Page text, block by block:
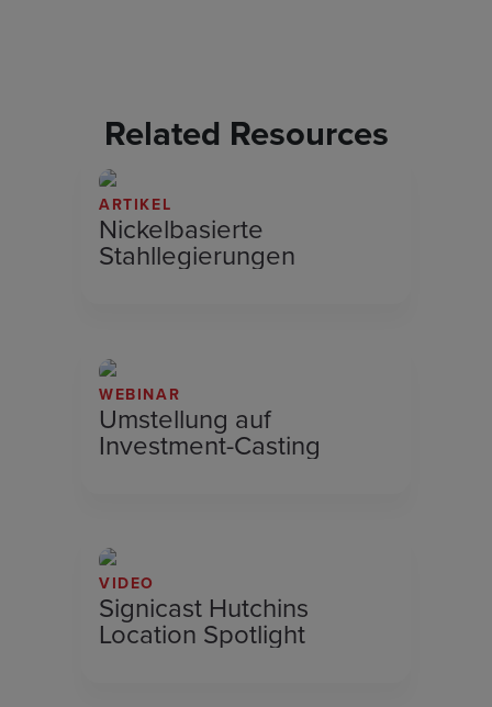
Related Resources
ARTIKEL
Nickelbasierte
Stahllegierungen
WEBINAR
Umstellung auf
Investment-Casting
VIDEO
Signicast Hutchins
Location Spotlight